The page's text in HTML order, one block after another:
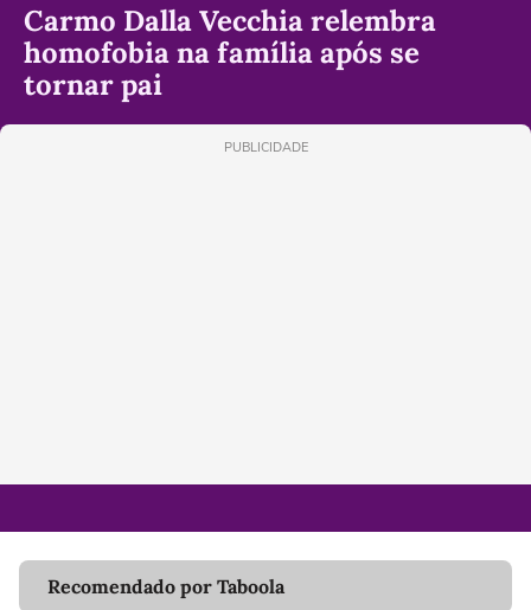
Carmo Dalla Vecchia relembra
homofobia na família após se
tornar pai
PUBLICIDADE
Recomendado por Taboola